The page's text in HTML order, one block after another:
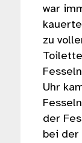
war
zu
Uhr
der
bei der